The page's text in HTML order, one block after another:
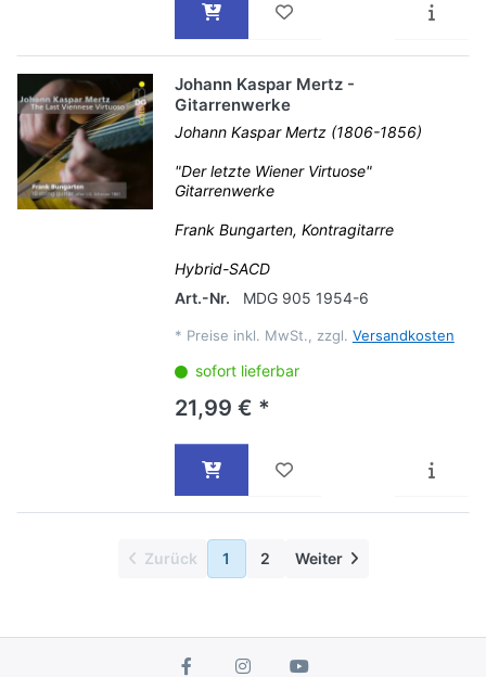
Johann Kaspar Mertz -
Gitarrenwerke
Johann Kaspar Mertz (1806-1856)
"Der letzte Wiener Virtuose"
Gitarrenwerke
Frank Bungarten, Kontragitarre
Hybrid-SACD
Art.-Nr.
MDG 905 1954-6
* Preise inkl. MwSt., zzgl. Versandkosten
sofort lieferbar
21,99 € *
Zurück 1 2 Weiter